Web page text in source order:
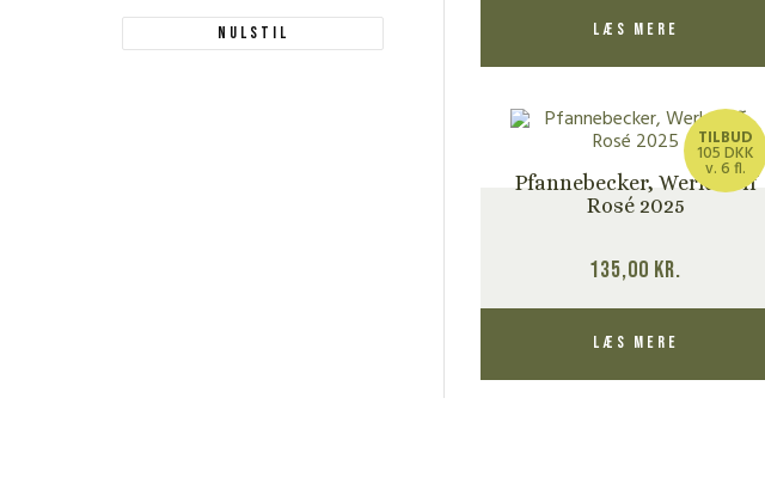
Nulstil Læs mere
Pfannebecker, Werkstoff
Rosé 2025
135,00 kr.
TILBUD
105 DKK
v. 6 fl.
Læs mere